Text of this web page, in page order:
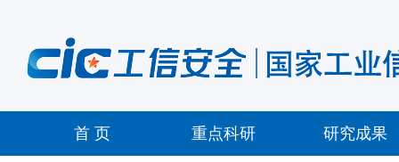
首 页 重点科研 研究成果